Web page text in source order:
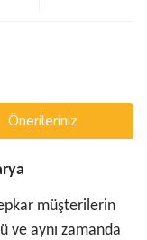
Önerileriniz
müşterilerin
ve aynı zamanda